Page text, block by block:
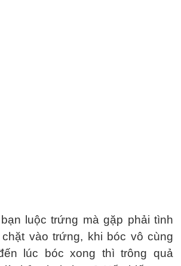
luộc trứng mà gặp phải tình
vào trứng, khi bóc vô cùng
lúc bóc xong thì trông quả